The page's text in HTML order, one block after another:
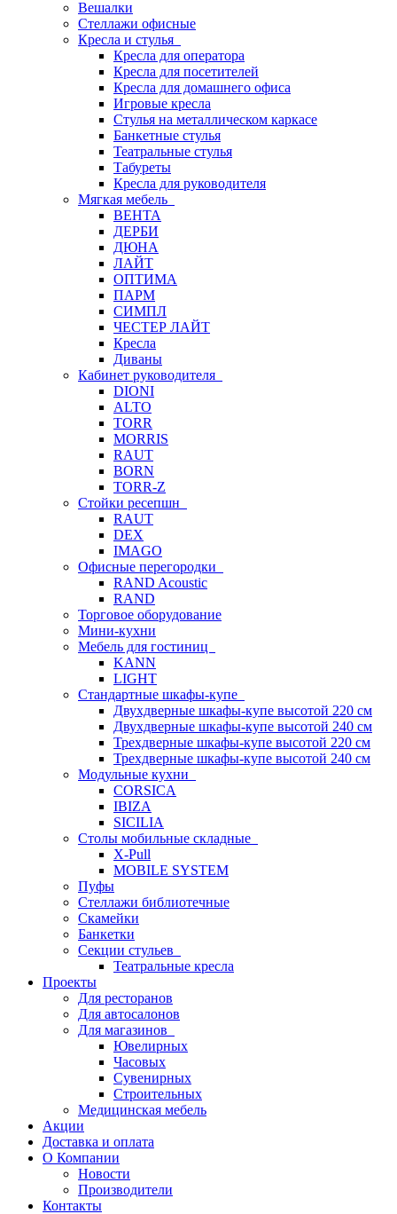
Вешалки
Стеллажи офисные
Кресла и стулья
Кресла для оператора
Кресла для посетителей
Кресла для домашнего офиса
Игровые кресла
Стулья на металлическом каркасе
Банкетные стулья
Театральные стулья
Табуреты
Кресла для руководителя
Мягкая мебель
ВЕНТА
ДЕРБИ
ДЮНА
ЛАЙТ
ОПТИМА
ПАРМ
СИМПЛ
ЧЕСТЕР ЛАЙТ
Кресла
Диваны
Кабинет руководителя
DIONI
ALTO
TORR
MORRIS
RAUT
BORN
TORR-Z
Стойки ресепшн
RAUT
DEX
IMAGO
Офисные перегородки
RAND Acoustic
RAND
Торговое оборудование
Мини-кухни
Мебель для гостиниц
KANN
LIGHT
Стандартные шкафы-купе
Двухдверные шкафы-купе высотой 220 см
Двухдверные шкафы-купе высотой 240 см
Трехдверные шкафы-купе высотой 220 см
Трехдверные шкафы-купе высотой 240 см
Модульные кухни
CORSICA
IBIZA
SICILIA
Столы мобильные складные
X-Pull
MOBILE SYSTEM
Пуфы
Стеллажи библиотечные
Скамейки
Банкетки
Секции стульев
Театральные кресла
Проекты
Для ресторанов
Для автосалонов
Для магазинов
Ювелирных
Часовых
Сувенирных
Строительных
Медицинская мебель
Акции
Доставка и оплата
О Компании
Новости
Производители
Контакты